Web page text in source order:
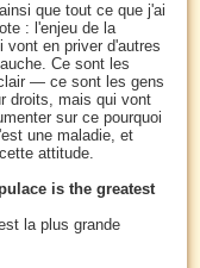
que tout ce que j'ai
: l'enjeu de la
vont en priver d'autres
Ce sont les
— ce sont les gens
droits, mais qui vont
sur ce pourquoi
une maladie, et
attitude.
is the greatest
la plus grande